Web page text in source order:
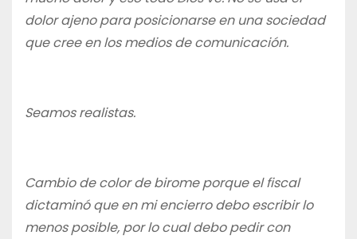
dolor ajeno para posicionarse en una sociedad
que cree en los medios de comunicación.
Seamos realistas.
Cambio de color de birome porque el fiscal
dictaminó que en mi encierro debo escribir lo
menos posible, por lo cual debo pedir con